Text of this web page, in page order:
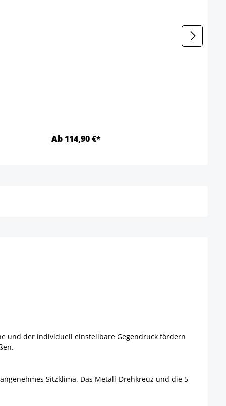
Ab 114,90 €*
und der individuell einstellbare Gegendruck fördern
Sitzklima. Das Metall-Drehkreuz und die 5